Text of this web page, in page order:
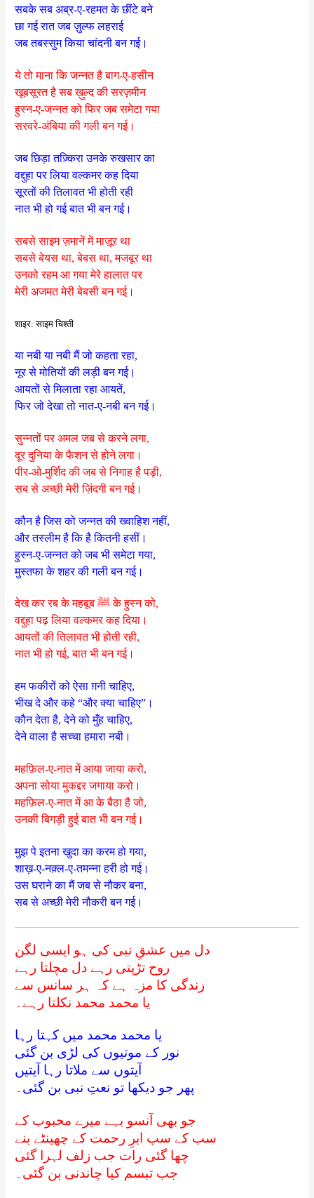
सबके सब अब्र-ए-रहमत के छींटे बने
छा गई रात जब ज़ुल्फ लहराई
जब तबस्सुम किया चांदनी बन गई।
ये तो माना कि जन्नत है बाग-ए-हसीन
खूबसूरत है सब ख़ुल्द की सरज़मीन
हुस्न-ए-जन्नत को फिर जब समेटा गया
सरवरे-अंबिया की गली बन गई।
जब छिड़ा तज़्किरा उनके रुखसार का
वद्दुहा पर लिया वल्कमर कह दिया
सूरतों की तिलावत भी होती रही
नात भी हो गई बात भी बन गई।
सबसे साइम ज़मानें में माज़ूर था
सबसे बेयस था, बेबस था, मजबूर था
उनको रहम आ गया मेरे हालात पर
मेरी अजमत मेरी बेबसी बन गई।
शाइर: साइम चिश्ती
या नबी या नबी मैं जो कहता रहा,
नूर से मोतियों की लड़ी बन गई।
आयतों से मिलाता रहा आयतें,
फिर जो देखा तो नात-ए-नबी बन गई।
सुन्नतों पर अमल जब से करने लगा,
दूर दुनिया के फैशन से होने लगा।
पीर-ओ-मुर्शिद की जब से निगाह है पड़ी,
सब से अच्छी मेरी ज़िंदगी बन गई।
कौन है जिस को जन्नत की ख्वाहिश नहीं,
और तस्लीम है कि है कितनी हसीं।
हुस्न-ए-जन्नत को जब भी समेटा गया,
मुस्तफा के शहर की गली बन गई।
देख कर रब के महबूब ﷺ के हुस्न को,
वद्दुहा पढ़ लिया वल्कमर कह दिया।
आयतों की तिलावत भी होती रही,
नात भी हो गई, बात भी बन गई।
हम फकीरों को ऐसा ग़नी चाहिए,
भीख दे और कहे “और क्या चाहिए”।
कौन देता है, देने को मुँह चाहिए,
देने वाला है सच्चा हमारा नबी।
महफ़िल-ए-नात में आया जाया करो,
अपना सोया मुकद्दर जगाया करो।
महफ़िल-ए-नात में आ के बैठा है जो,
उनकी बिगड़ी हुई बात भी बन गई।
मुझ पे इतना खुदा का करम हो गया,
शाख़-ए-नक़्ल-ए-तमन्ना हरी हो गई।
उस घराने का मैं जब से नौकर बना,
सब से अच्छी मेरी नौकरी बन गई।
دل میں عشقِ نبی کی ہو ایسی لگن
روح تڑپتی رہے دل مچلتا رہے
زندگی کا مزہ ہے کہ ہر سانس سے
یا محمد محمد نکلتا رہے۔
یا محمد محمد میں کہتا رہا
نور کے موتیوں کی لڑی بن گئی
آیتوں سے ملاتا رہا آیتیں
پھر جو دیکھا تو نعتِ نبی بن گئی۔
جو بھی آنسو بہے میرے محبوب کے
سب کے سب ابرِ رحمت کے چھینٹے بنے
چھا گئی رات جب زلف لہرا گئی
جب تبسم کیا چاندنی بن گئی۔